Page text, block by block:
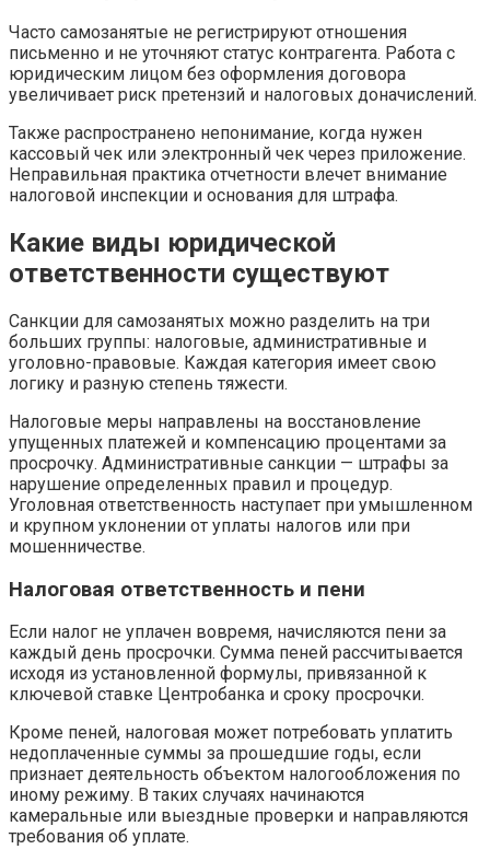
Часто самозанятые не регистрируют отношения
письменно и не уточняют статус контрагента. Работа с
юридическим лицом без оформления договора
увеличивает риск претензий и налоговых доначислений.
Также распространено непонимание, когда нужен
кассовый чек или электронный чек через приложение.
Неправильная практика отчетности влечет внимание
налоговой инспекции и основания для штрафа.
Какие виды юридической
ответственности существуют
Санкции для самозанятых можно разделить на три
больших группы: налоговые, административные и
уголовно-правовые. Каждая категория имеет свою
логику и разную степень тяжести.
Налоговые меры направлены на восстановление
упущенных платежей и компенсацию процентами за
просрочку. Административные санкции — штрафы за
нарушение определенных правил и процедур.
Уголовная ответственность наступает при умышленном
и крупном уклонении от уплаты налогов или при
мошенничестве.
Налоговая ответственность и пени
Если налог не уплачен вовремя, начисляются пени за
каждый день просрочки. Сумма пеней рассчитывается
исходя из установленной формулы, привязанной к
ключевой ставке Центробанка и сроку просрочки.
Кроме пеней, налоговая может потребовать уплатить
недоплаченные суммы за прошедшие годы, если
признает деятельность объектом налогообложения по
иному режиму. В таких случаях начинаются
камеральные или выездные проверки и направляются
требования об уплате.